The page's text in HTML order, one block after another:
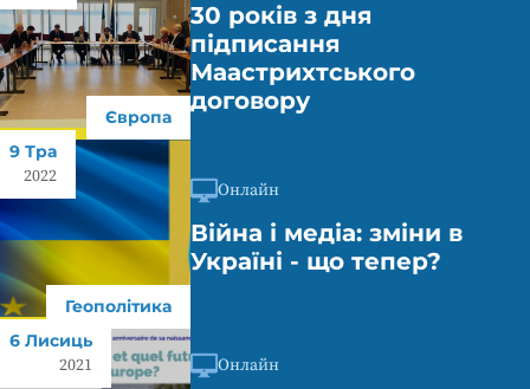
Європа
30 років з дня
підписання
Маастрихтського
договору
9 Тра
2022
Геополітика
Онлайн
Війна і медіа: зміни в
Україні - що тепер?
6 Лисиць
2021
Онлайн